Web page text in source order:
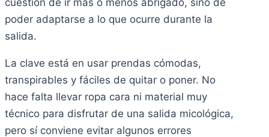
poder adaptarse a lo que ocurre durante la
salida.
La clave está en usar prendas cómodas,
transpirables y fáciles de quitar o poner. No
hace falta llevar ropa cara ni material muy
técnico para disfrutar de una salida micológica,
pero sí conviene evitar algunos errores